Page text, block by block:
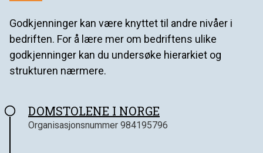
Godkjenninger kan være knyttet til andre nivåer i
bedriften. For å lære mer om bedriftens ulike
godkjenninger kan du undersøke hierarkiet og
strukturen nærmere.
DOMSTOLENE I NORGE
Organisasjonsnummer 984195796